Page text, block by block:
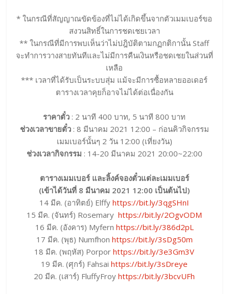
* ในกรณีที่สัญญาณขัดข้องที่ไม่ได้เกิดขึ้นจากตัวเมมเบอร์ขอ
สงวนสิทธิ์ในการชดเชยเวลา
** ในกรณีที่มีการพบเห็นว่าไม่ปฎิบัติตามกฏกติกานั้น Staff
จะทำการวางสายทันทีและไม่มีการคืนเงินหรือชดเชยในส่วนที่
เหลือ
*** เวลาที่ได้รับเป็นระบบสุ่ม แม้จะมีการซื้อหลายออเดอร์
ตารางเวลาคุยก็อาจไม่ได้ต่อเนื่องกัน
ราคาตั๋ว : 2 นาที 400 บาท, 5 นาที 800 บาท
ช่วงเวลาขายตั๋ว: 8 มีนาคม 2021 12:00 – ก่อนคิวกิจกรรม
เมมเบอร์นั้นๆ 2 วัน 12:00 (เที่ยงวัน)
ช่วงเวลากิจกรรม : 14-20 มีนาคม 2021 20:00~22:00
ตารางเมมเบอร์ และลิ้งค์จองตั๋วแต่ละเมมเบอร์
(เข้าได้วันที่ 8 มีนาคม 2021 12:00 เป็นต้นไป)
14 มีค. (อาทิตย์) Elffyhttps://bit.ly/3qgSHnI
15 มีค. (จันทร์) Rosemaryhttps://bit.ly/2OgvODM
16 มีค. (อังคาร) Myfern https://bit.ly/386d2pL
17 มีค. (พุธ) Numfhon https://bit.ly/3sDg50m
18 มีค. (พฤหัส) Porporhttps://bit.ly/3e3Gm3V
19 มีค. (ศุกร์) Fahsaihttps://bit.ly/3sDreye
20 มีค. (เสาร์) FluffyFroyhttps://bit.ly/3bcvUFh